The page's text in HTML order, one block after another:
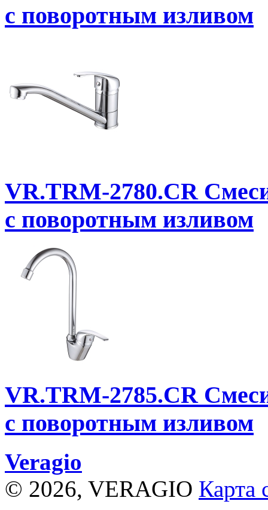
с поворотным изливом
VR.TRM-2780.CR
с поворотным изливом
VR.TRM-2785.CR
с поворотным изливом
Veragio
© 2026, VERAGIO Карта